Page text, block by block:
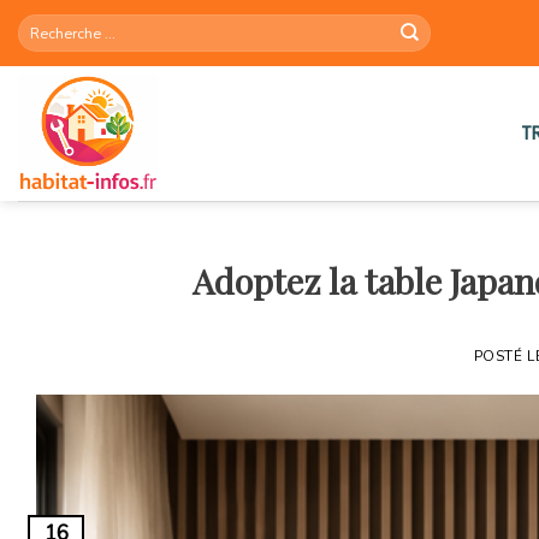
Skip
content
Adoptez la table
POSTÉ
16